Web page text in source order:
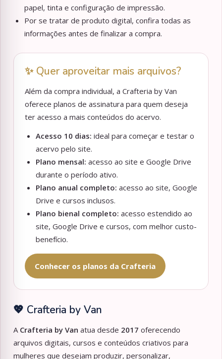
papel, tinta e configuração de impressão.
Por se tratar de produto digital, confira todas as
informações antes de finalizar a compra.
✨ Quer aproveitar mais arquivos?
Além da compra individual, a Crafteria by Van
oferece planos de assinatura para quem deseja
ter acesso a mais conteúdos do acervo.
Acesso 10 dias: ideal para começar e testar o
acervo pelo site.
Plano mensal: acesso ao site e Google Drive
durante o período ativo.
Plano anual completo: acesso ao site, Google
Drive e cursos inclusos.
Plano bienal completo: acesso estendido ao
site, Google Drive e cursos, com melhor custo-
benefício.
Conhecer os planos da Crafteria
💖 Crafteria by Van
A Crafteria by Van atua desde 2017 oferecendo
arquivos digitais, cursos e conteúdos criativos para
mulheres que desejam produzir, personalizar,